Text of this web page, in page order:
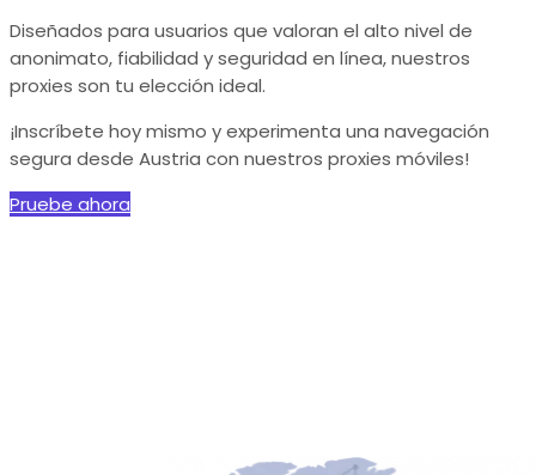
Diseñados para usuarios que valoran el alto nivel de
anonimato, fiabilidad y seguridad en línea, nuestros
proxies son tu elección ideal.
¡Inscríbete hoy mismo y experimenta una navegación
segura desde Austria con nuestros proxies móviles!
Pruebe ahora